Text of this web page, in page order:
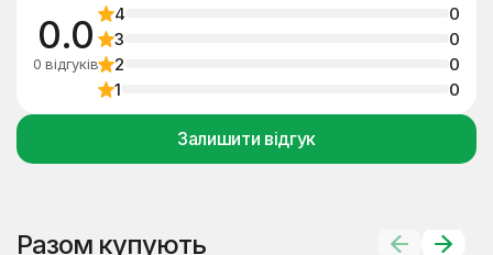
0.0
0 відгуків
4
0
3
0
2
0
1
0
Залишити відгук
Разом купують